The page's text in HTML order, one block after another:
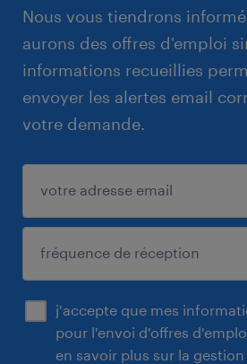
Nous vous tiendrons
aurons des offres d'emploi
informations recueillies
envoyer les alertes email
votre demande.
j'accepte que mes
pour l'envoi d'offres
en savoir plus sur la